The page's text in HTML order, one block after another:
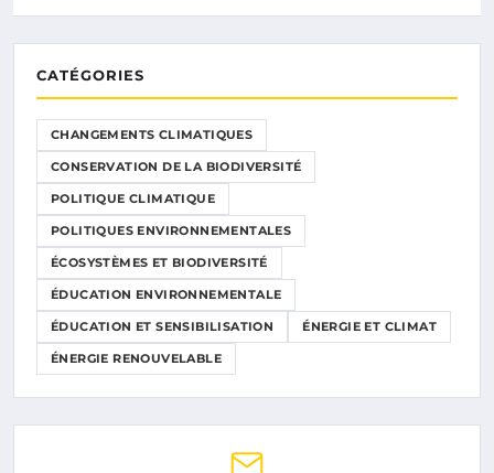
CATÉGORIES
CHANGEMENTS CLIMATIQUES
CONSERVATION DE LA BIODIVERSITÉ
POLITIQUE CLIMATIQUE
POLITIQUES ENVIRONNEMENTALES
ÉCOSYSTÈMES ET BIODIVERSITÉ
ÉDUCATION ENVIRONNEMENTALE
ÉDUCATION ET SENSIBILISATION ÉNERGIE ET CLIMAT
ÉNERGIE RENOUVELABLE